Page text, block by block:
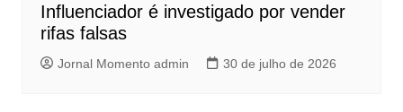
Influenciador é investigado por vender
rifas falsas
Jornal Momento admin 30 de julho de 2026